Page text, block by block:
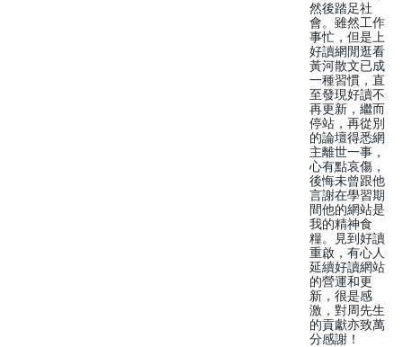
然後踏足社
會。雖然工作
事忙，但是上
好讀網閒逛看
黃河散文已成
一種習慣，直
至發現好讀不
再更新，繼而
停站，再從別
的論壇得悉網
主離世一事，
心有點哀傷，
後悔未曾跟他
言謝在學習期
間他的網站是
我的精神食
糧。見到好讀
重啟，有心人
延續好讀網站
的營運和更
新，很是感
激，對周先生
的貢獻亦致萬
分感謝！